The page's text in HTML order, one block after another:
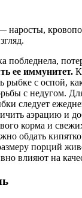
наросты,
побледнела,
ее иммунитет. К
рыбке с оспой,
с недугом.
следует
аэрацию и
корма и
обдать
порций
влияют на